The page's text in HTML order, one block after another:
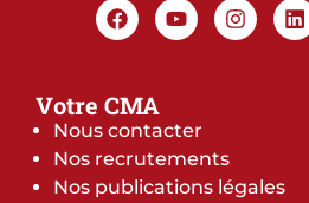
Votre CMA
Nous contacter
Nos recrutements
Nos publications légales